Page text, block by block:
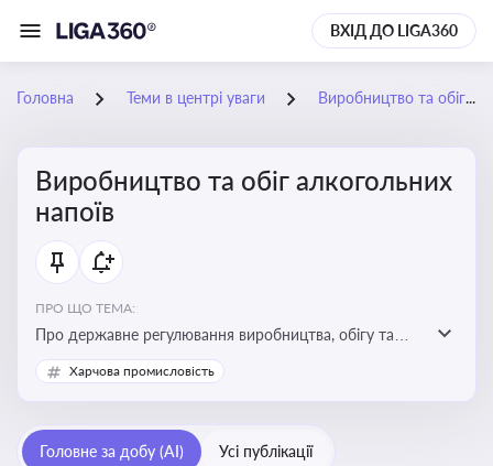
ВХІД ДО LIGA360
Головна Теми в центрі уваги Виробництво та обіг алкогольних напоїв
Виробництво та обіг алкогольних
напоїв
ПРО ЩО ТЕМА:
Про державне регулювання виробництва, обігу та
оподаткування алкогольної продукції, про
ліцензування та правові ризики
Харчова промисловість
Головне за добу (AI) Усі публікації